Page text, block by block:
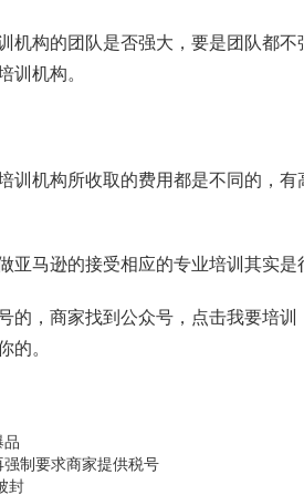
构的团队是否强大，要是团队都
机构。
机构所收取的费用都是不同的，
马逊的接受相应的专业培训其实
的，商家找到公众号，点击我要培训
。
制要求商家提供税号
封